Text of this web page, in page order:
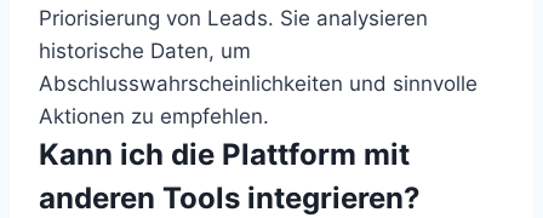
Priorisierung von Leads. Sie analysieren
historische Daten, um
Abschlusswahrscheinlichkeiten und sinnvolle
Aktionen zu empfehlen.
Kann ich die Plattform mit
anderen Tools integrieren?